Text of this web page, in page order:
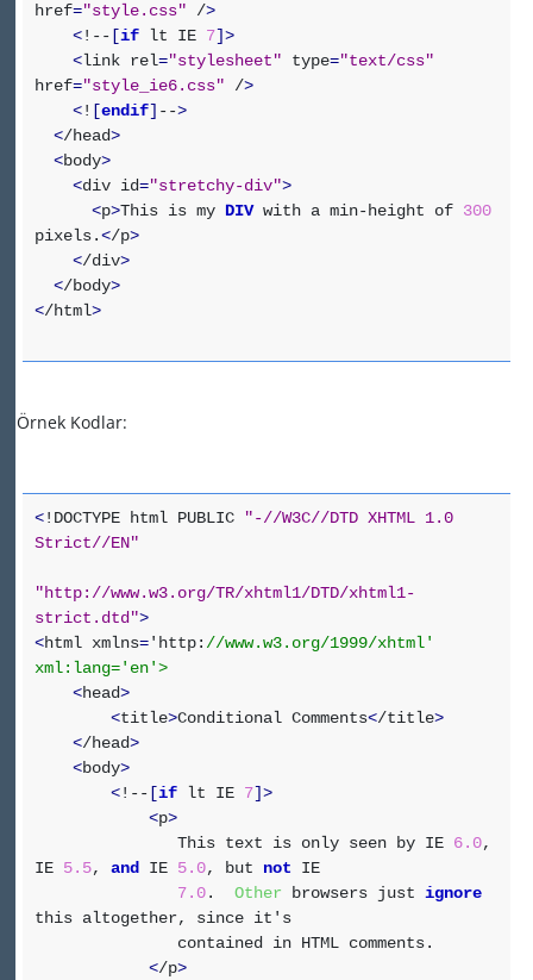
href="style.css" />
<!-- [if lt IE 7]>
<link rel="stylesheet" type="text/css"
href="style_ie6.css" />
<! [endif] -->
</head>
<body>
<div id="stretchy-div">
<p>This is my DIVwith a min-height of 300
pixels.</p>
</div>
</body>
</html>
Örnek Kodlar:
<!DOCTYPE html PUBLIC
"-//W3C//DTD XHTML 1.0
Strict//EN"
"http://www.w3.org/TR/xhtml1/DTD/xhtml1-
strict.dtd">
<html xmlns='http: //www.w3.org/1999/xhtml'
xml:lang='en'>
<head>
<title>Conditional Comments</title>
</head>
<body>
<!-- [if lt IE 7]>
<p>
This text is only seen by IE 6.0,
IE 5.5, and IE 5.0, but not IE
7.0. Other browsers just ignore
this altogether, since it's
contained in HTML comments.
</p>